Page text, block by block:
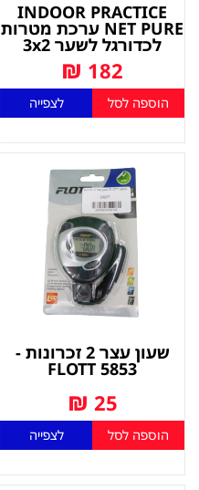
INDOOR PRACTICE
NET PURE ערכת מטרות
לכדורגל לשער 3x2
182
₪
הוספה לסל לצפייה
שעון עצר 2 זכרונות -
FLOTT 5853
25
₪
הוספה לסל לצפייה